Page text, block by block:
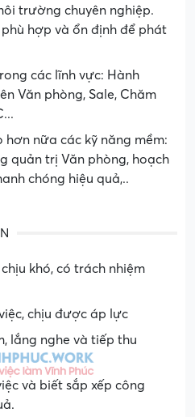
trường chuyên nghiệp.
hợp và ổn định để phát
các lĩnh vực: Hành
Văn phòng, Sale, Chăm
nữa các kỹ năng mềm:
quản trị Văn phòng, hoạch
chóng hiệu quả,..
khó, có trách nhiệm
chịu được áp lực
lắng nghe và tiếp thu
và biết sắp xếp công